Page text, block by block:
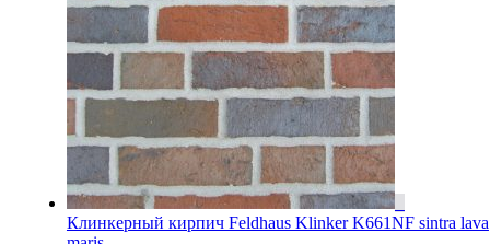
Клинкерный кирпич Feldhaus Klinker K661NF sintra lava